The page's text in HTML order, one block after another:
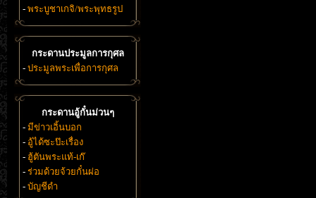
- พระบูชาเกจิ/พระพุทธรูป
กระดานประมูลการกุศล
- ประมูลพระเพื่อการกุศล
กระดานอู้กั๋นม่วนๆ
- มีข่าวเอิ้นบอก
- อู้ได้ซะป๊ะเรื่อง
- ฮู้ตันพระแท้-เก๊
- ร่วมด้วยจ้วยกั๋นผ่อ
- บัญชีดำ